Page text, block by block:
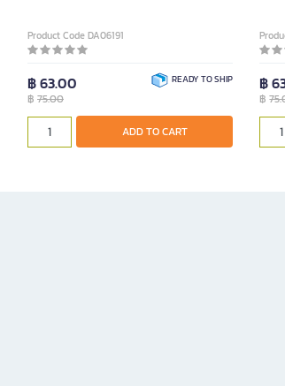
Product Code DA06191
฿ 63.00
฿ 75.00
READY TO SHIP
ADD TO CART
฿
฿